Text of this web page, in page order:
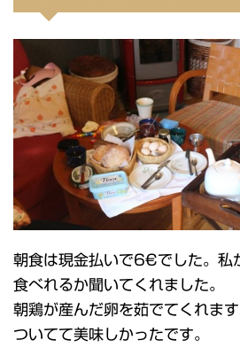
朝食は現金払いで6€でした。私
食べれるか聞いてくれました。
朝鶏が産んだ卵を茹でてくれま
ついてて美味しかったです。